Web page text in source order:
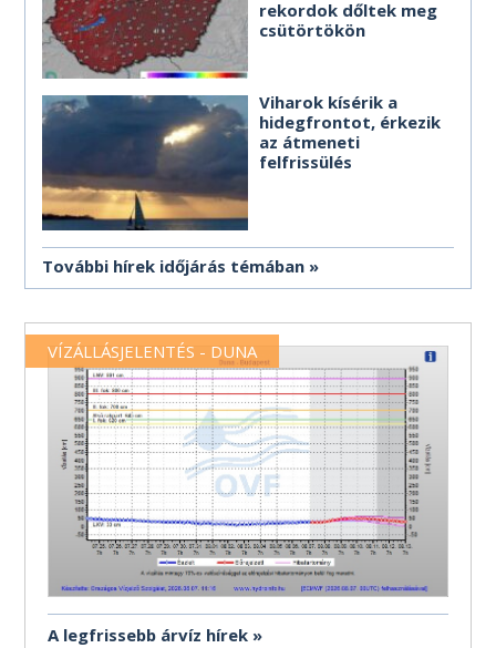
rekordok dőltek meg
csütörtökön
Viharok kísérik a
hidegfrontot, érkezik
az átmeneti
felfrissülés
További hírek időjárás témában
VÍZÁLLÁSJELENTÉS - DUNA
A legfrissebb árvíz hírek